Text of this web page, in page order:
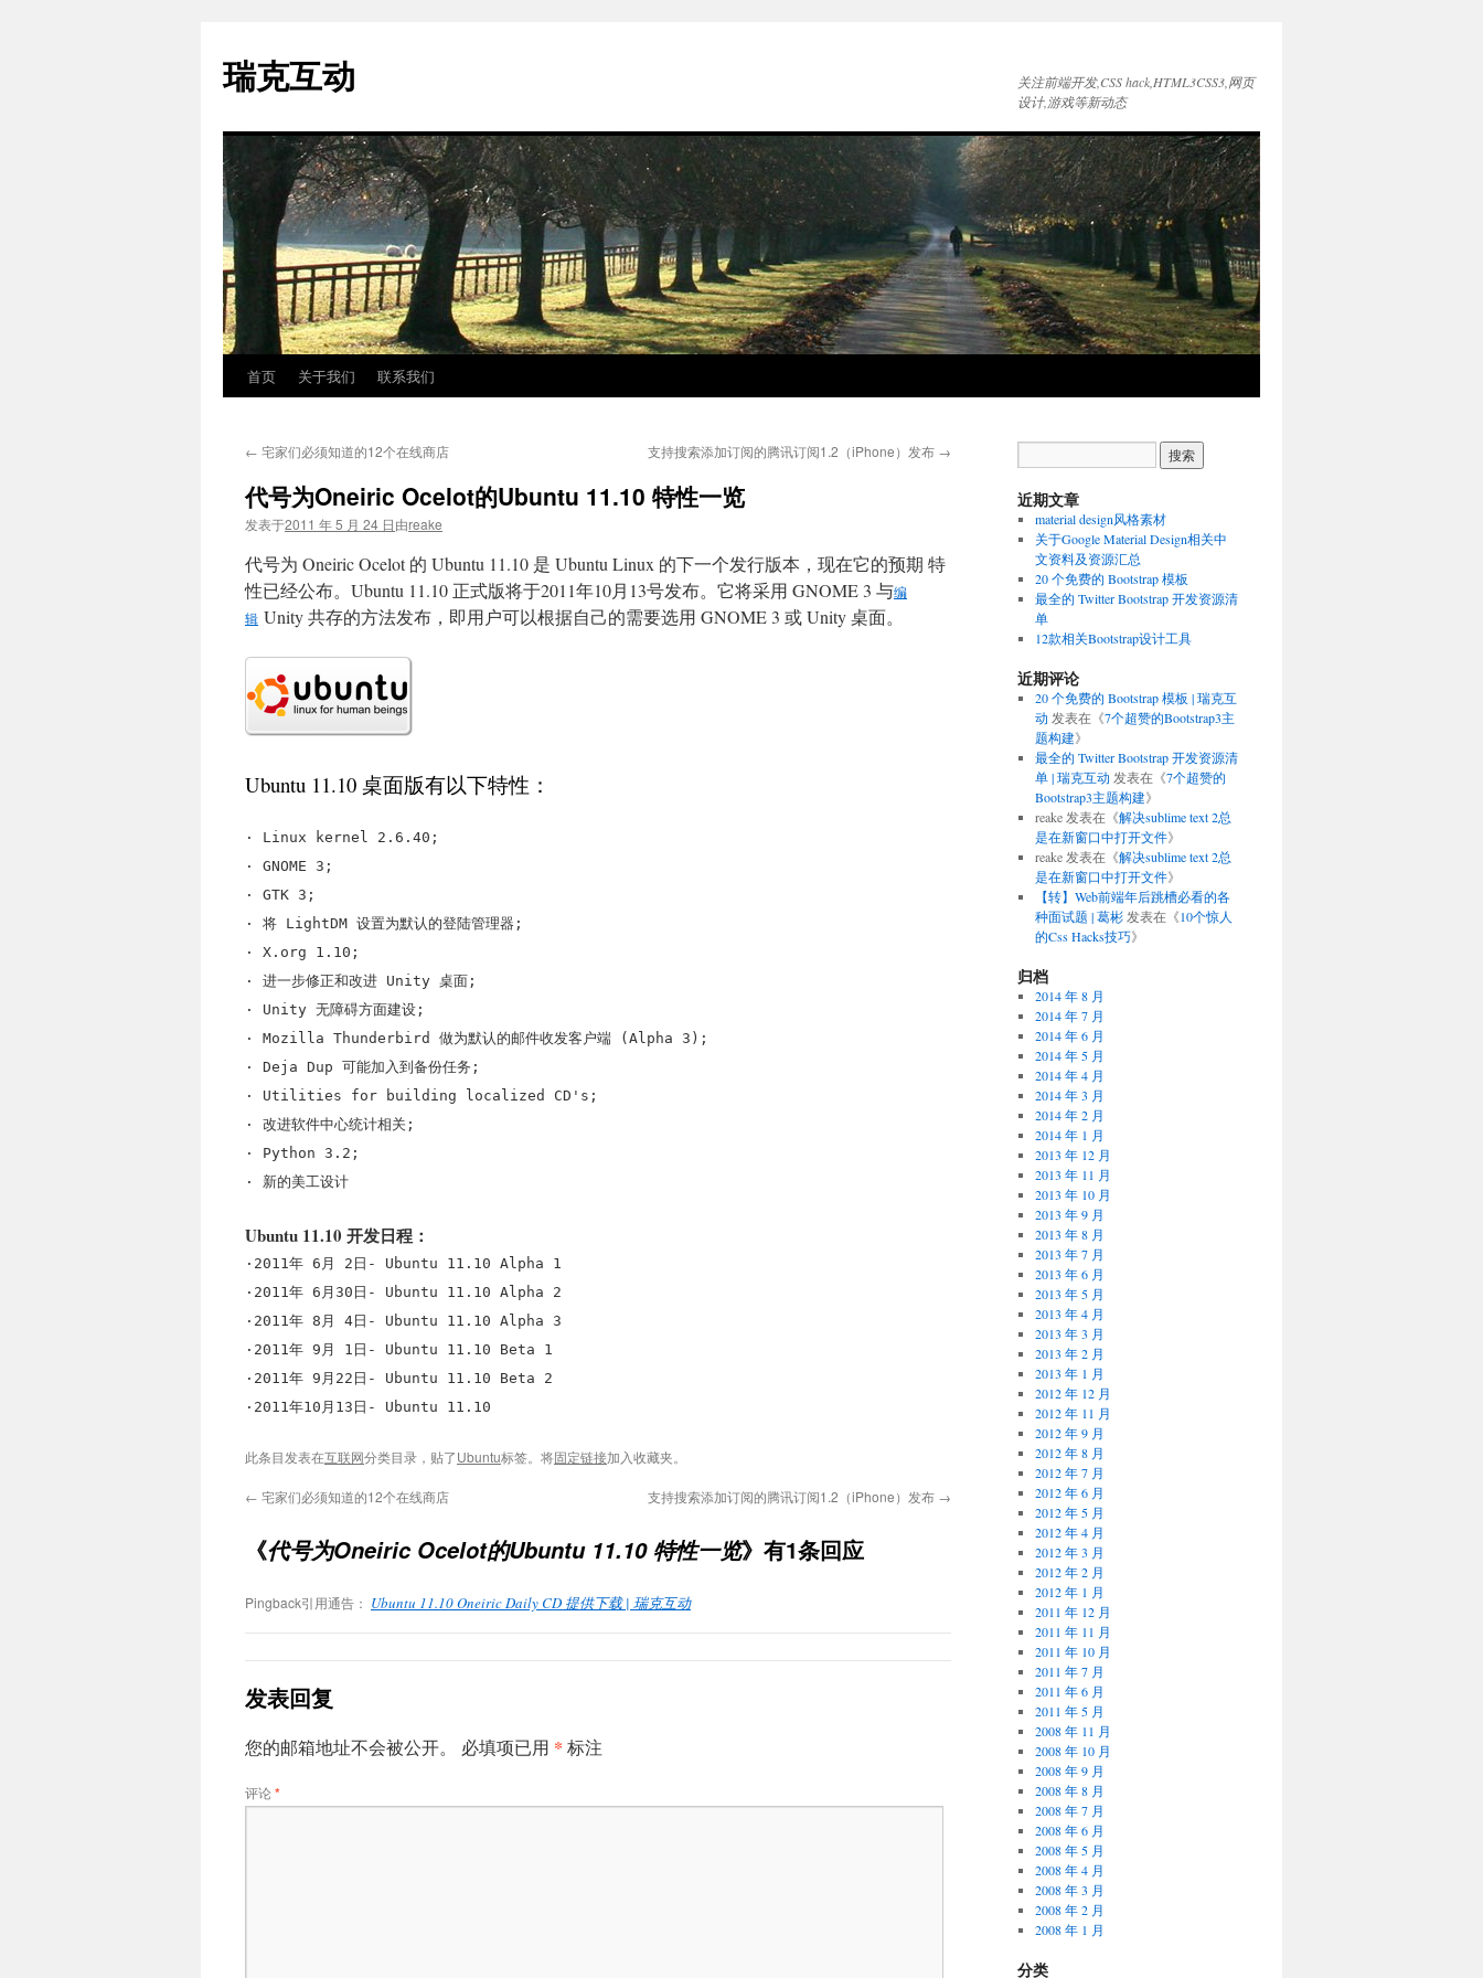
瑞克互动
关注前端开发,CSS hack,HTML3CSS3,网页
设计,游戏等新动态
文
首页 关于我们 联系我们
← 宅家们必须知道的12个在线商店 支持搜索添加订阅的腾讯订阅1.2（iPhone）发布 →
代号为Oneiric Ocelot的Ubuntu 11.10 特性一览
发表于2011 年 5 月 24 日由reake
代号为 Oneiric Ocelot 的 Ubuntu 11.10 是 Ubuntu Linux 的下一个发行版本，现在它的预期 特
性已经公布。Ubuntu 11.10 正式版将于2011年10月13号发布。它将采用 GNOME 3 与编
辑 Unity 共存的方法发布，即用户可以根据自己的需要选用 GNOME 3 或 Unity 桌面。
Ubuntu 11.10 桌面版有以下特性：
· Linux kernel 2.6.40;
· GNOME 3;
· GTK 3;
· 将 LightDM 设置为默认的登陆管理器;
· X.org 1.10;
· 进一步修正和改进 Unity 桌面;
· Unity 无障碍方面建设;
· Mozilla Thunderbird 做为默认的邮件收发客户端 (Alpha 3);
· Deja Dup 可能加入到备份任务;
· Utilities for building localized CD's;
· 改进软件中心统计相关;
· Python 3.2;
· 新的美工设计
Ubuntu 11.10 开发日程：
·2011年 6月 2日- Ubuntu 11.10 Alpha 1
·2011年 6月30日- Ubuntu 11.10 Alpha 2
·2011年 8月 4日- Ubuntu 11.10 Alpha 3
·2011年 9月 1日- Ubuntu 11.10 Beta 1
·2011年 9月22日- Ubuntu 11.10 Beta 2
·2011年10月13日- Ubuntu 11.10
此条目发表在互联网分类目录，贴了Ubuntu标签。将固定链接加入收藏夹。
← 宅家们必须知道的12个在线商店 支持搜索添加订阅的腾讯订阅1.2（iPhone）发布 →
《代号为Oneiric Ocelot的Ubuntu 11.10 特性一览》有1条回应
Pingback引用通告： Ubuntu 11.10 Oneiric Daily CD 提供下载 | 瑞克互动
发表回复
您的邮箱地址不会被公开。 必填项已用 * 标注
评论*
近期文章
material design风格素材
关于Google Material Design相关中
文资料及资源汇总
20 个免费的 Bootstrap 模板
最全的 Twitter Bootstrap 开发资源清
单
12款相关Bootstrap设计工具
近期评论
20 个免费的 Bootstrap 模板 | 瑞克互
动 发表在《7个超赞的Bootstrap3主
题构建》
最全的 Twitter Bootstrap 开发资源清
单 | 瑞克互动 发表在《7个超赞的
Bootstrap3主题构建》
reake发表在《解决sublime text 2总
是在新窗口中打开文件》
reake发表在《解决sublime text 2总
是在新窗口中打开文件》
【转】Web前端年后跳槽必看的各
种面试题 | 葛彬发表在《10个惊人
的Css Hacks技巧》
归档
2014 年 8 月
2014 年 7 月
2014 年 6 月
2014 年 5 月
2014 年 4 月
2014 年 3 月
2014 年 2 月
2014 年 1 月
2013 年 12 月
2013 年 11 月
2013 年 10 月
2013 年 9 月
2013 年 8 月
2013 年 7 月
2013 年 6 月
2013 年 5 月
2013 年 4 月
2013 年 3 月
2013 年 2 月
2013 年 1 月
2012 年 12 月
2012 年 11 月
2012 年 9 月
2012 年 8 月
2012 年 7 月
2012 年 6 月
2012 年 5 月
2012 年 4 月
2012 年 3 月
2012 年 2 月
2012 年 1 月
2011 年 12 月
2011 年 11 月
2011 年 10 月
2011 年 7 月
2011 年 6 月
2011 年 5 月
2008 年 11 月
2008 年 10 月
2008 年 9 月
2008 年 8 月
2008 年 7 月
2008 年 6 月
2008 年 5 月
2008 年 4 月
2008 年 3 月
2008 年 2 月
2008 年 1 月
分类